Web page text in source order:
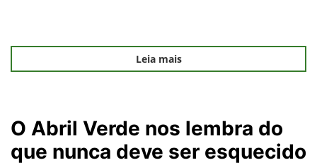
Leia mais
O Abril Verde nos lembra do
que nunca deve ser esquecido